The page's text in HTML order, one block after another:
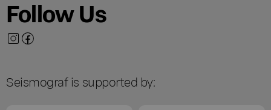
Follow Us
Seismograf is supported by: